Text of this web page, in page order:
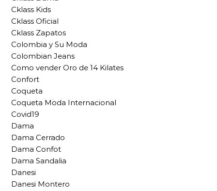
Cklass Kids
Cklass Oficial
Cklass Zapatos
Colombia y Su Moda
Colombian Jeans
Como vender Oro de 14 Kilates
Confort
Coqueta
Coqueta Moda Internacional
Covid19
Dama
Dama Cerrado
Dama Confot
Dama Sandalia
Danesi
Danesi Montero